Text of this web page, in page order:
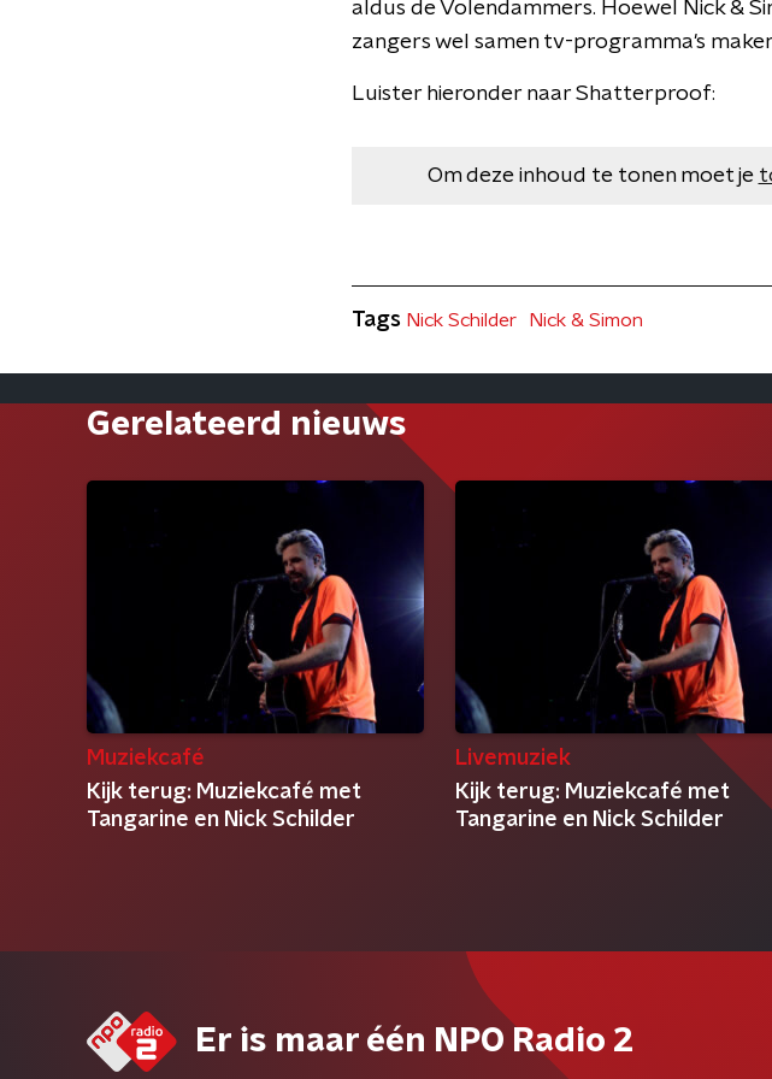
aldus de Volendammers. Hoewel Nick &
zangers wel samen tv-programma's
Luister hieronder naar Shatterproof:
Om deze inhoud te tonen moet je
Tags Nick Schilder Nick & Simon
Gerelateerd nieuws
Muziekcafé
Kijk terug: Muziekcafé met
Tangarine en Nick Schilder
Livemuziek
Kijk terug: Muziekcafé met
Tangarine en Nick Schilder
Er is maar één NPO Radio 2